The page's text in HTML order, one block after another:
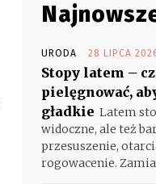
URODA 28 LIPCA
Stopy latem –
pielęgnować,
gładkie Latem
widoczne, ale też
przesuszenie,
rogowacenie.